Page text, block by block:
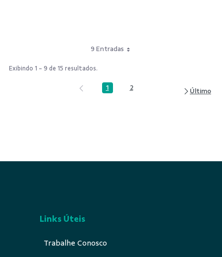
9 Entradas
Exibindo 1 - 9 de 15 resultados.
Página
1 Página
2
Links Úteis
Trabalhe Conosco